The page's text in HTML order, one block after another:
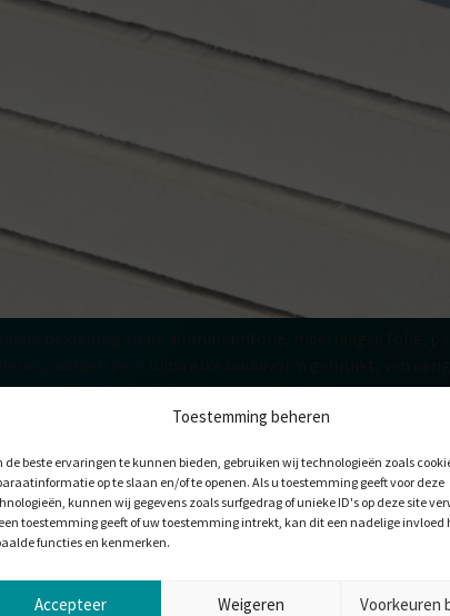
Toestemming beheren
de beste ervaringen te kunnen bieden, gebruiken wij technologieën zoals
op te slaan en/of te openen. Als u toestemming geeft voor deze
kunnen wij gegevens zoals surfgedrag of unieke ID's op deze site
toestemming geeft of uw toestemming intrekt, kan dit een nadelige invloed
functies en kenmerken.
Accepteer Weigeren Voorkeuren
(PUR) of polyisocyanuraat (PIR) bieden zeer